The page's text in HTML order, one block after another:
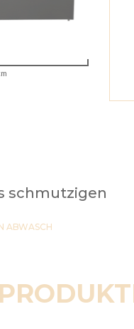
schmutzigen
ABWASCH